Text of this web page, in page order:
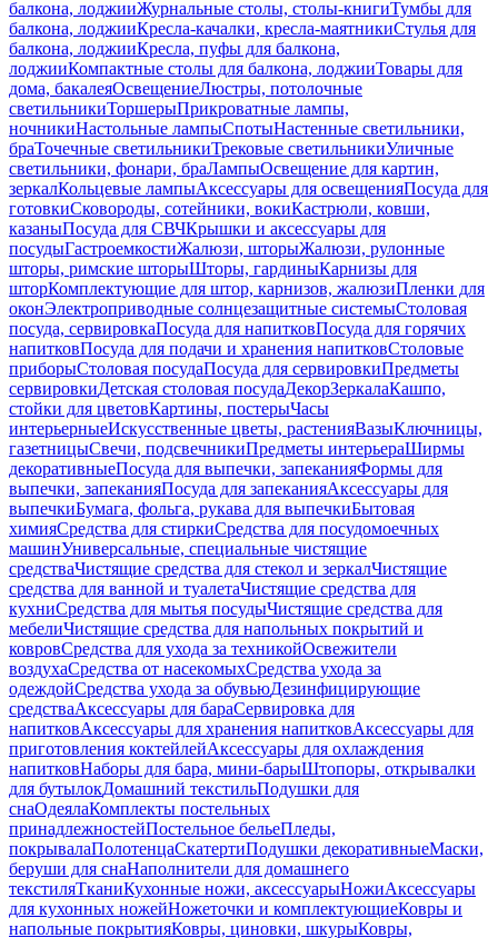
балкона, лоджииЖурнальные столы, столы-книгиТумбы для
балкона, лоджииКресла-качалки, кресла-маятникиСтулья для
балкона, лоджииКресла, пуфы для балкона,
лоджииКомпактные столы для балкона, лоджииТовары для
дома, бакалеяОсвещениеЛюстры, потолочные
светильникиТоршерыПрикроватные лампы,
ночникиНастольные лампыСпотыНастенные светильники,
браТочечные светильникиТрековые светильникиУличные
светильники, фонари, браЛампыОсвещение для картин,
зеркалКольцевые лампыАксессуары для освещенияПосуда для
готовкиСковороды, сотейники, вокиКастрюли, ковши,
казаныПосуда для СВЧКрышки и аксессуары для
посудыГастроемкостиЖалюзи, шторыЖалюзи, рулонные
шторы, римские шторыШторы, гардиныКарнизы для
шторКомплектующие для штор, карнизов, жалюзиПленки для
оконЭлектроприводные солнцезащитные системыСтоловая
посуда, сервировкаПосуда для напитковПосуда для горячих
напитковПосуда для подачи и хранения напитковСтоловые
приборыСтоловая посудаПосуда для сервировкиПредметы
сервировкиДетская столовая посудаДекорЗеркалаКашпо,
стойки для цветовКартины, постерыЧасы
интерьерныеИскусственные цветы, растенияВазыКлючницы,
газетницыСвечи, подсвечникиПредметы интерьераШирмы
декоративныеПосуда для выпечки, запеканияФормы для
выпечки, запеканияПосуда для запеканияАксессуары для
выпечкиБумага, фольга, рукава для выпечкиБытовая
химияСредства для стиркиСредства для посудомоечных
машинУниверсальные, специальные чистящие
средстваЧистящие средства для стекол и зеркалЧистящие
средства для ванной и туалетаЧистящие средства для
кухниСредства для мытья посудыЧистящие средства для
мебелиЧистящие средства для напольных покрытий и
ковровСредства для ухода за техникойОсвежители
воздухаСредства от насекомыхСредства ухода за
одеждойСредства ухода за обувьюДезинфицирующие
средстваАксессуары для бараСервировка для
напитковАксессуары для хранения напитковАксессуары для
приготовления коктейлейАксессуары для охлаждения
напитковНаборы для бара, мини-барыШтопоры, открывалки
для бутылокДомашний текстильПодушки для
снаОдеялаКомплекты постельных
принадлежностейПостельное бельеПледы,
покрывалаПолотенцаСкатертиПодушки декоративныеМаски,
беруши для снаНаполнители для домашнего
текстиляТканиКухонные ножи, аксессуарыНожиАксессуары
для кухонных ножейНожеточки и комплектующиеКовры и
напольные покрытияКовры, циновки, шкурыКовры,